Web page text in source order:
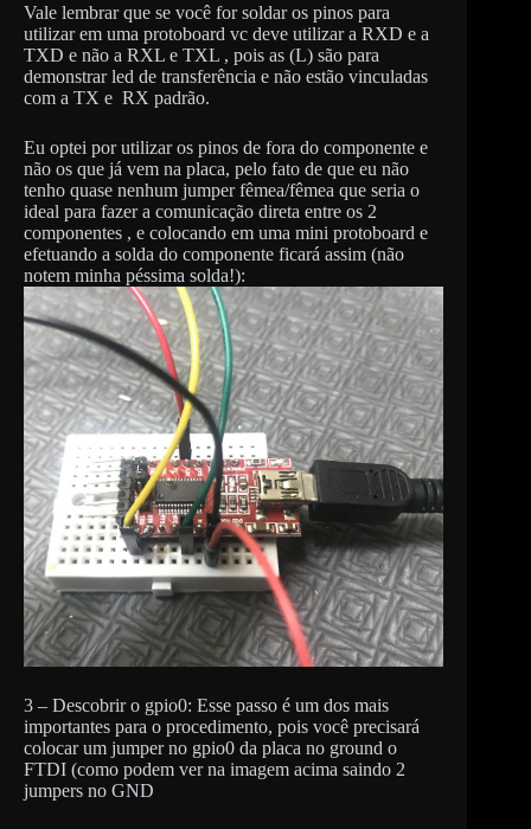
Vale lembrar que se você for soldar os pinos para
utilizar em uma protoboard vc deve utilizar a RXD e a
TXD e não a RXL e TXL , pois as (L) são para
demonstrar led de transferência e não estão vinculadas
com a TX e RX padrão.
Eu optei por utilizar os pinos de fora do componente e
não os que já vem na placa, pelo fato de que eu não
tenho quase nenhum jumper fêmea/fêmea que seria o
ideal para fazer a comunicação direta entre os 2
componentes , e colocando em uma mini protoboard e
efetuando a solda do componente ficará assim (não
notem minha péssima solda!):
3 – Descobrir o gpio0: Esse passo é um dos mais
importantes para o procedimento, pois você precisará
colocar um jumper no gpio0 da placa no ground o
FTDI (como podem ver na imagem acima saindo 2
jumpers no GND